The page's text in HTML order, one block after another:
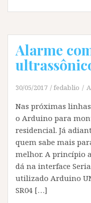
Alarme
30/05/2017 fedablio
Nas próximas
o Arduino para
residencial. Já
quem sabe mais
melhor. A princípio
dá na interface
utilizado Arduino
SR04 […]